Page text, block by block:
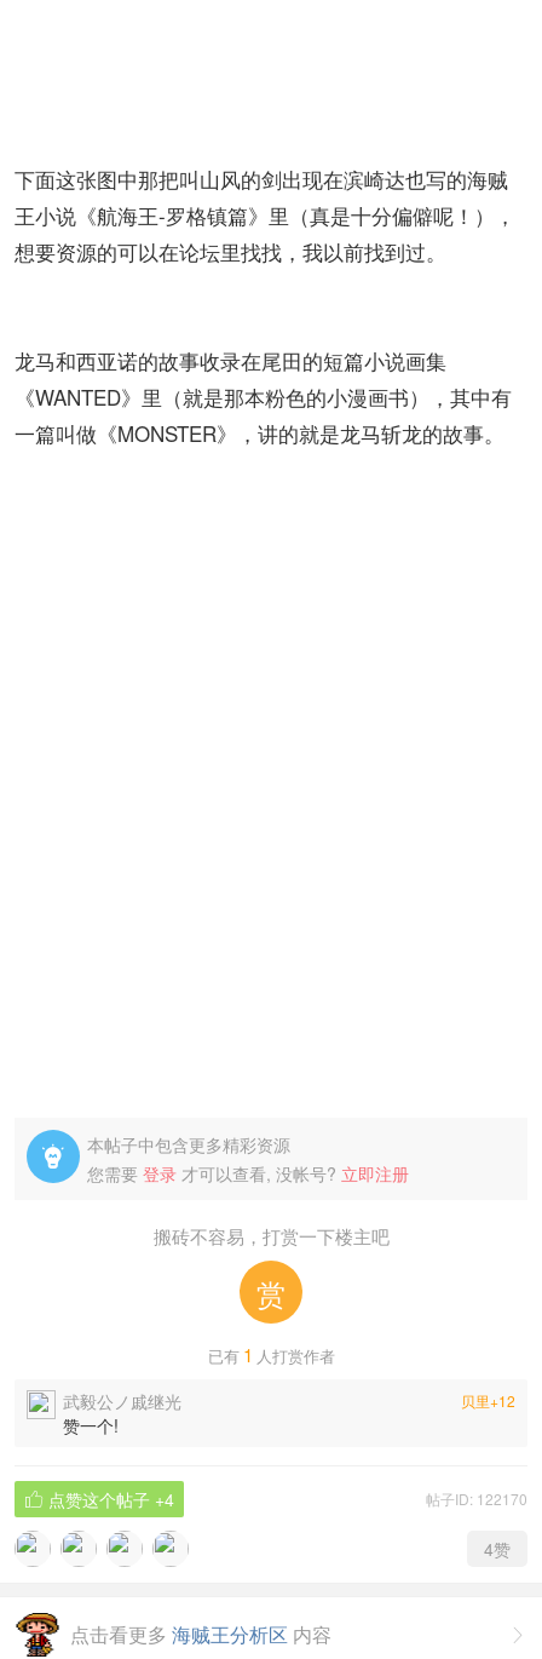
下面这张图中那把叫山风的剑出现在滨崎达也写的海贼
王小说《航海王-罗格镇篇》里（真是十分偏僻呢！），
想要资源的可以在论坛里找找，我以前找到过。
龙马和西亚诺的故事收录在尾田的短篇小说画集
《WANTED》里（就是那本粉色的小漫画书），其中有
一篇叫做《MONSTER》，讲的就是龙马斩龙的故事。

本帖子中包含更多精彩资源
您需要 登录 才可以查看, 没帐号? 立即注册
搬砖不容易，打赏一下楼主吧
赏
已有 1 人打赏作者
贝里+12
武毅公ノ戚继光
赞一个!
帖子ID: 122170
 点赞这个帖子 +4
4赞

点击看更多 海贼王分析区 内容